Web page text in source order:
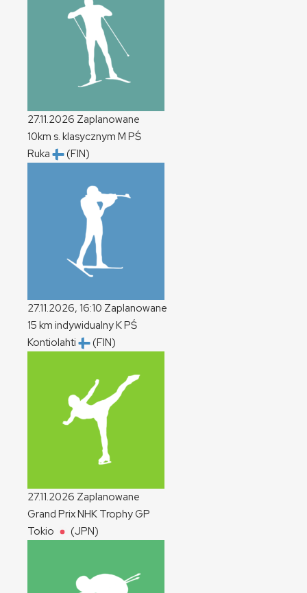
27.11.2026 Zaplanowane
10km s. klasycznym M PŚ
Ruka
(FIN)
27.11.2026, 16:10 Zaplanowane
15 km indywidualnyKPŚ
Kontiolahti
(FIN)
27.11.2026 Zaplanowane
Grand Prix NHK TrophyGP
Tokio
(JPN)